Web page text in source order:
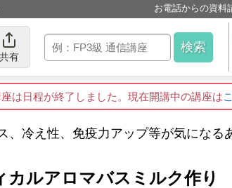
お電話からの資料
共有
は日程が終了しました。現在開講中の講座は
、冷え性、免疫力アップ等が気になる
ルアロマバスミルク作り